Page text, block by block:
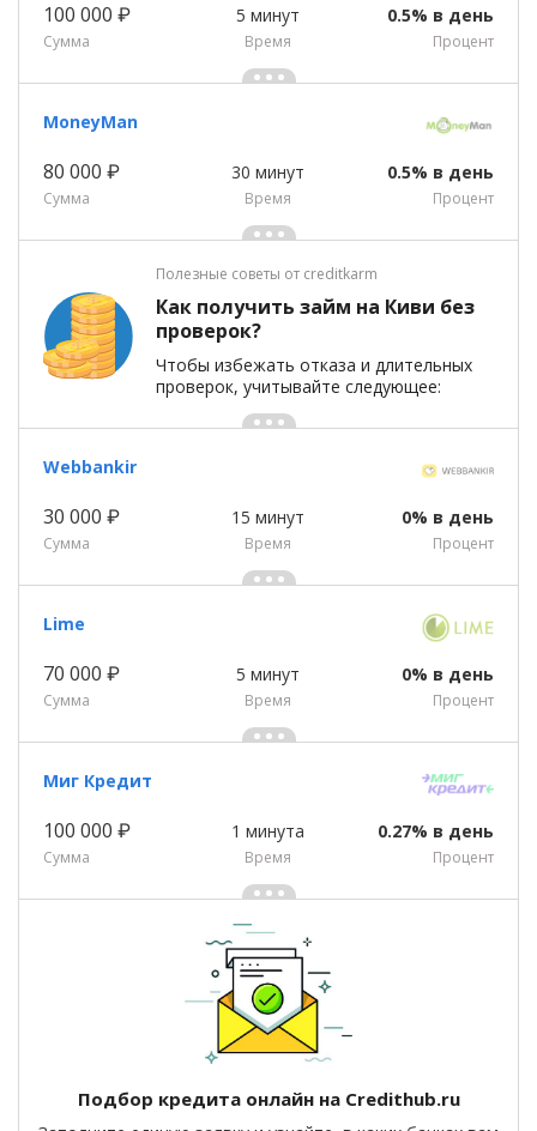
100 000 ₽
Сумма
5 минут
Время
0.5% в день
Процент
MoneyMan
80 000 ₽
Сумма
30 минут
Время
0.5% в день
Процент
Полезные советы от creditkarm
Как получить займ на Киви без
проверок?
Чтобы избежать отказа и длительных
проверок, учитывайте следующее:
Webbankir
30 000 ₽
Сумма
15 минут
Время
0% в день
Процент
Lime
70 000 ₽
Сумма
5 минут
Время
0% в день
Процент
Миг Кредит
100 000 ₽
Сумма
1 минута
Время
0.27% в день
Процент
Подбор кредита онлайн на Credithub.ru